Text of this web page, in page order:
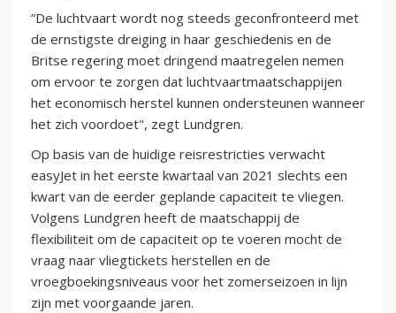
“De luchtvaart wordt nog steeds geconfronteerd met
de ernstigste dreiging in haar geschiedenis en de
Britse regering moet dringend maatregelen nemen
om ervoor te zorgen dat luchtvaartmaatschappijen
het economisch herstel kunnen ondersteunen wanneer
het zich voordoet", zegt Lundgren.
Op basis van de huidige reisrestricties verwacht
easyJet in het eerste kwartaal van 2021 slechts een
kwart van de eerder geplande capaciteit te vliegen.
Volgens Lundgren heeft de maatschappij de
flexibiliteit om de capaciteit op te voeren mocht de
vraag naar vliegtickets herstellen en de
vroegboekingsniveaus voor het zomerseizoen in lijn
zijn met voorgaande jaren.